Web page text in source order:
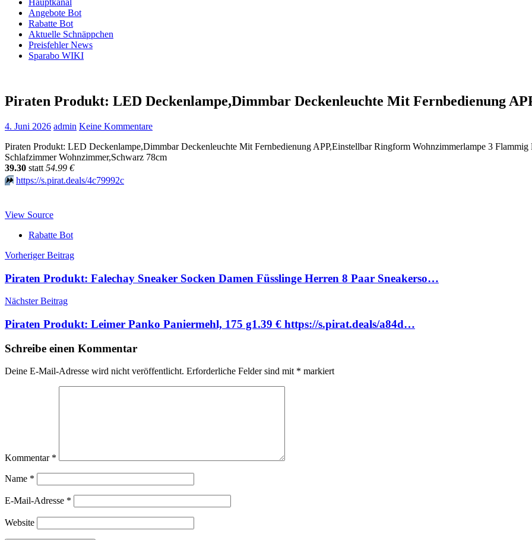
Hauptkanal
Angebote Bot
Rabatte Bot
Aktuelle Schnäppchen
Preisfehler News
Sparabo WIKI
Piraten Produkt: LED Deckenlampe,Dimmbar Deckenleuchte Mit Fernbedienung
4. Juni 2026 admin Keine Kommentare
Piraten Produkt: LED Deckenlampe,Dimmbar Deckenleuchte Mit Fernbedienung APP,Einstellbar Ringform Wohnzimmerlampe 3
Schlafzimmer Wohnzimmer,Schwarz 78cm
39.30 statt 54.99 €
⏩️ https://s.pirat.deals/4c79992c
View Source
Rabatte Bot
Beitragsnavigation
Vorheriger Beitrag
Piraten Produkt: Falechay Sneaker Socken Damen Füsslinge Herren 8 Paar Sneakerso…
Nächster Beitrag
Piraten Produkt: Leimer Panko Paniermehl, 175 g1.39 € https://s.pirat.deals/a84d…
Schreibe einen Kommentar
Deine E-Mail-Adresse wird nicht veröffentlicht. Erforderliche Felder sind mit * markiert
Kommentar *
Name *
E-Mail-Adresse *
Website